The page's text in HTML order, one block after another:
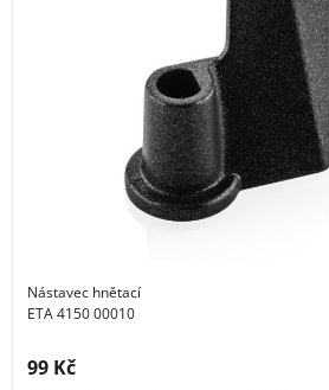
Nástavec hnětací
ETA 4150 00010
Cena s DPH:
99 Kč